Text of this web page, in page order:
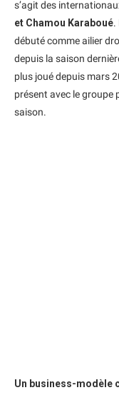
s’agit des
et Chamou Karaboué.
débuté comme ailier
depuis la saison
plus joué depuis mars
présent avec le groupe
saison.
Un business-modèle